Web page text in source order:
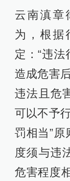
云南滇章
为，根据
定：“违
造成危害
违法且危
可以不予
罚相当”
度须与违
危害程度